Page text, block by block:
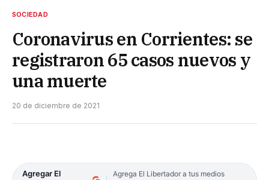
SOCIEDAD
Coronavirus en Corrientes: se
registraron 65 casos nuevos y
una muerte
20 de diciembre de 2021
Agregar El
Agrega El Libertador a tus medios